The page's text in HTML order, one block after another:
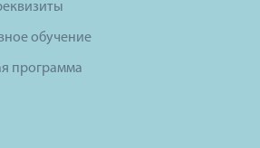
обучение
программа